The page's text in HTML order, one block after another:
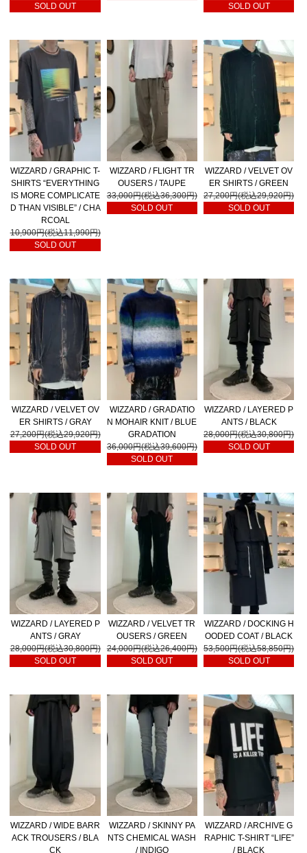
SOLD OUT
SOLD OUT
WIZZARD / GRAPHIC T-
SHIRTS “EVERYTHING
IS MORE COMPLICATE
D THAN VISIBLE” / CHA
RCOAL
10,900円(税込11,990円)
SOLD OUT
WIZZARD / FLIGHT TR
OUSERS / TAUPE
33,000円(税込36,300円)
SOLD OUT
WIZZARD / VELVET OV
ER SHIRTS / GREEN
27,200円(税込29,920円)
SOLD OUT
WIZZARD / VELVET OV
ER SHIRTS / GRAY
27,200円(税込29,920円)
SOLD OUT
WIZZARD / GRADATIO
N MOHAIR KNIT / BLUE
GRADATION
36,000円(税込39,600円)
SOLD OUT
WIZZARD / LAYERED P
ANTS / BLACK
28,000円(税込30,800円)
SOLD OUT
WIZZARD / LAYERED P
ANTS / GRAY
28,000円(税込30,800円)
SOLD OUT
WIZZARD / VELVET TR
OUSERS / GREEN
24,000円(税込26,400円)
SOLD OUT
WIZZARD / DOCKING H
OODED COAT / BLACK
53,500円(税込58,850円)
SOLD OUT
WIZZARD / WIDE BARR
ACK TROUSERS / BLA
CK
WIZZARD / SKINNY PA
NTS CHEMICAL WASH
/ INDIGO
WIZZARD / ARCHIVE G
RAPHIC T-SHIRT “LIFE”
/ BLACK